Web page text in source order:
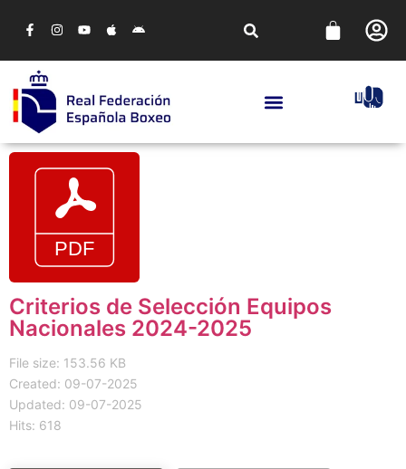
Criterios de Selección Equipos
Nacionales 2024-2025
File size: 153.56 KB
Created: 09-07-2025
Updated: 09-07-2025
Hits: 618